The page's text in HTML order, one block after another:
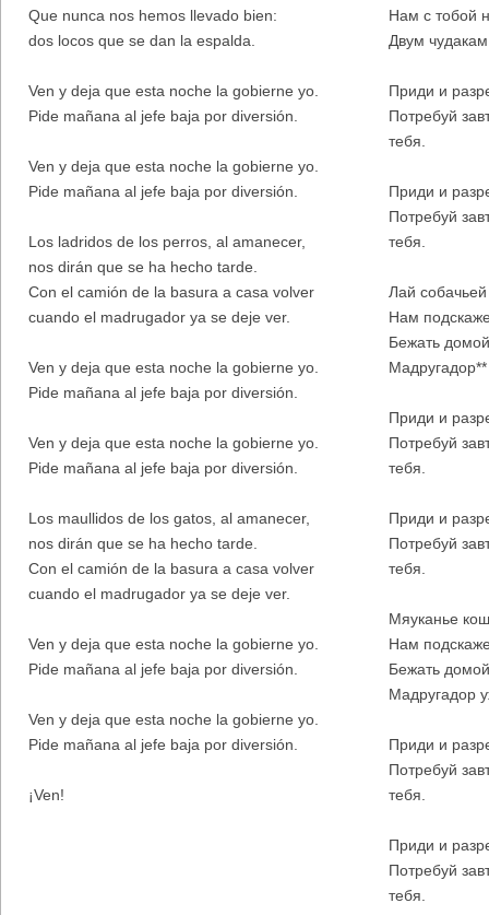
Que nunca nos hemos llevado bien:
dos locos que se dan la espalda.
Ven y deja que esta noche la gobierne yo.
Pide mañana al jefe baja por diversión.
Ven y deja que esta noche la gobierne yo.
Pide mañana al jefe baja por diversión.
Los ladridos de los perros, al amanecer,
nos dirán que se ha hecho tarde.
Con el camión de la basura a casa volver
cuando el madrugador ya se deje ver.
Ven y deja que esta noche la gobierne yo.
Pide mañana al jefe baja por diversión.
Ven y deja que esta noche la gobierne yo.
Pide mañana al jefe baja por diversión.
Los maullidos de los gatos, al amanecer,
nos dirán que se ha hecho tarde.
Con el camión de la basura a casa volver
cuando el madrugador ya se deje ver.
Ven y deja que esta noche la gobierne yo.
Pide mañana al jefe baja por diversión.
Ven y deja que esta noche la gobierne yo.
Pide mañana al jefe baja por diversión.
¡Ven!
Нам с тобой
Двум
Приди и
Потребуй
тебя.
Приди и
Потребуй
тебя.
Лай
Нам
Бежать
Приди и
Потребуй
тебя.
Приди и
Потребуй
тебя.
Мяуканье
Нам
Бежать
Мадругадор
Приди и
Потребуй
тебя.
Приди и
Потребуй
тебя.